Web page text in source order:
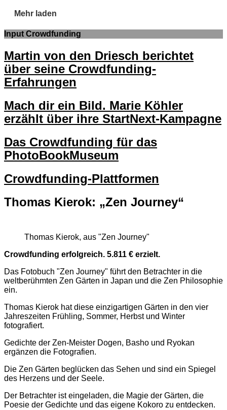
Mehr laden
Input Crowdfunding
Martin von den Driesch berichtet
über seine Crowdfunding-
Erfahrungen
Mach dir ein Bild. Marie Köhler
erzählt über ihre StartNext-Kampagne
Das Crowdfunding für das
PhotoBookMuseum
Crowdfunding-Plattformen
Thomas Kierok: „Zen Journey“
Thomas Kierok, aus "Zen Journey"
Crowdfunding erfolgreich. 5.811 € erzielt.
Das Fotobuch "Zen Journey" führt den Betrachter in die
weltberühmten Zen Gärten in Japan und die Zen Philosophie
ein.
Thomas Kierok hat diese einzigartigen Gärten in den vier
Jahreszeiten Frühling, Sommer, Herbst und Winter
fotografiert.
Gedichte der Zen-Meister Dogen, Basho und Ryokan
ergänzen die Fotografien.
Die Zen Gärten beglücken das Sehen und sind ein Spiegel
des Herzens und der Seele.
Der Betrachter ist eingeladen, die Magie der Gärten, die
Poesie der Gedichte und das eigene Kokoro zu entdecken.